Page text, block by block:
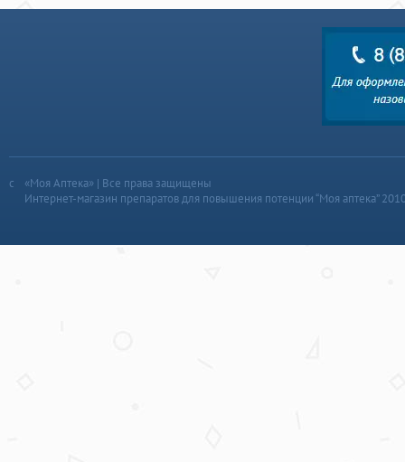
«Моя Аптека» | Все права защищены
Интернет-магазин препаратов для повышения потенции “Моя аптека”